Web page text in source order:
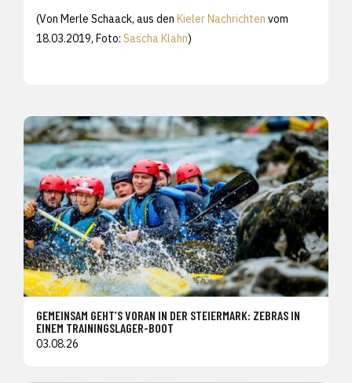
(Von Merle Schaack, aus den Kieler Nachrichten vom
18.03.2019, Foto: Sascha Klahn)
GEMEINSAM GEHT’S VORAN IN DER STEIERMARK: ZEBRAS IN
EINEM TRAININGSLAGER-BOOT
03.08.26